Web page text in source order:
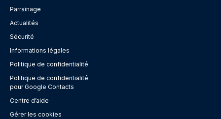
Parrainage
Actualités
Sécurité
Informations légales
Politique de confidentialité
Politique de confidentialité
pour Google Contacts
Centre d’aide
Gérer les cookies